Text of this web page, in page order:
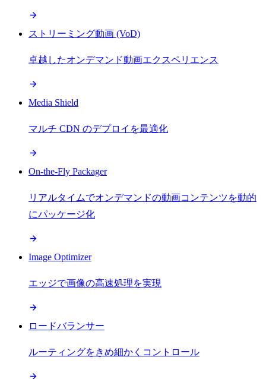
ストリーミング動画 (VoD)
卓越したオンデマンド動画エクスペリエンス
Media Shield
マルチ CDN のデプロイを最適化
On-the-Fly Packager
リアルタイムでオンデマンドの動画コンテンツを動的
にパッケージ化
Image Optimizer
エッジで画像の高速処理を実現
ロードバランサー
ルーティングをきめ細かくコントロール